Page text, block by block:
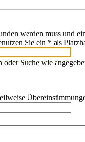
werden muss und ein
Sie ein * als
Suche wie